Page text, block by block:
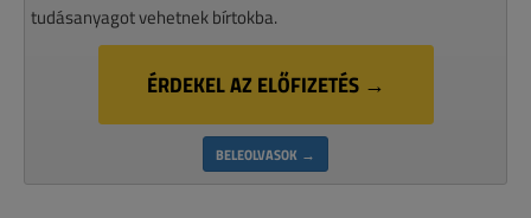
tudásanyagot vehetnek bírtokba.
ÉRDEKEL AZ ELŐFIZETÉS →
BELEOLVASOK →